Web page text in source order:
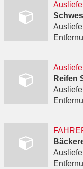
Reifen